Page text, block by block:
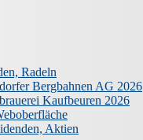
Radeln
Bergbahnen AG 2026
Kaufbeuren 2026
Aktien